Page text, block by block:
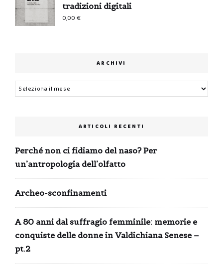
tradizioni digitali
0,00€
ARCHIVI
Archivi
ARTICOLI RECENTI
Perché non ci fidiamo del naso? Per
un’antropologia dell’olfatto
Archeo-sconfinamenti
A 80 anni dal suffragio femminile: memorie e
conquiste delle donne in Valdichiana Senese –
pt.2